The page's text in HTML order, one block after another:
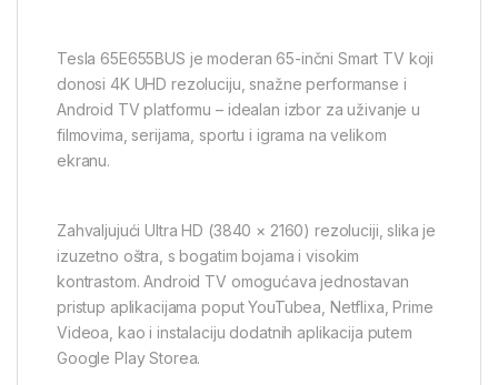
Tesla 65E655BUS je moderan 65-inčni Smart TV koji
donosi 4K UHD rezoluciju, snažne performanse i
Android TV platformu – idealan izbor za uživanje u
filmovima, serijama, sportu i igrama na velikom
ekranu.
Zahvaljujući Ultra HD (3840 × 2160) rezoluciji, slika je
izuzetno oštra, s bogatim bojama i visokim
kontrastom. Android TV omogućava jednostavan
pristup aplikacijama poput YouTubea, Netflixa, Prime
Videoa, kao i instalaciju dodatnih aplikacija putem
Google Play Storea.